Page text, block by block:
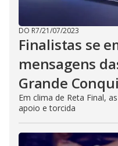
DO R7/21/07/2023
Finalistas se
mensagens
Grande
Em clima de Reta Final,
apoio e torcida